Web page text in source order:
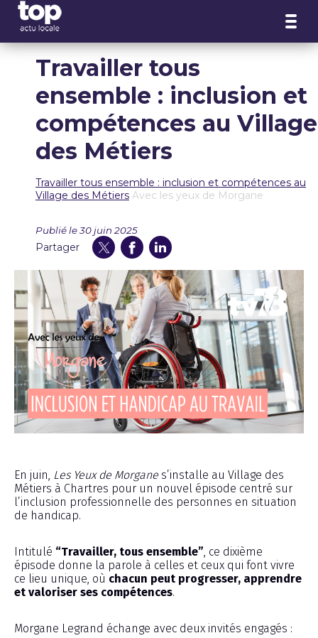
Travailler tous
ensemble : inclusion et
compétences au Village
des Métiers
Travailler tous ensemble : inclusion et compétences au
Village des Métiers Avec les yeux de Morgane
Publié le 30 juin 2025
Partager
En juin, Les Yeux de Morgane s’installe au Village des
Métiers à Chartres pour un nouvel épisode centré sur
l’inclusion professionnelle des personnes en situation
de handicap.
Intitulé “Travailler, tous ensemble” , ce dixième
épisode donne la parole à celles et ceux qui font vivre
ce lieu unique, où chacun peut progresser, apprendre
et valoriser ses compétences.
Morgane Legrand échange avec deux invités engagés :
Panneau de gestion des cookies